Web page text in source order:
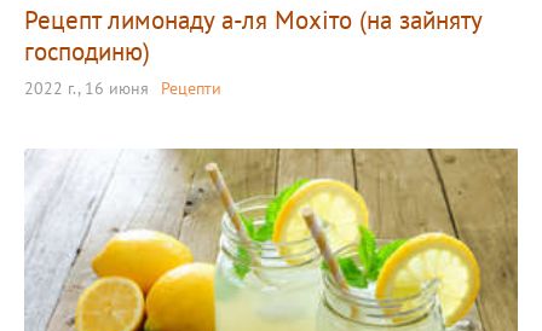
Рецепт лимонаду а-ля Мохіто (на зайняту
господиню)
2022 г., 16 июня Рецепти